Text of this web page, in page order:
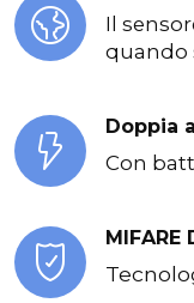
Il
quando
Doppia
Con
MIFARE